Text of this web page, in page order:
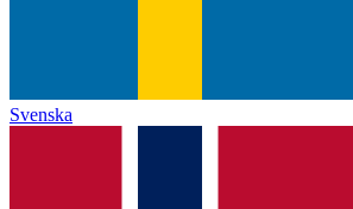
Svenska